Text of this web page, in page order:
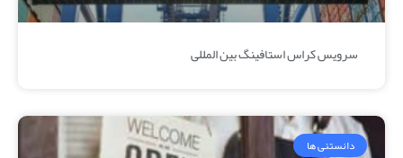
سرویس کراس استافینگ بین المللی
دانستنی ها